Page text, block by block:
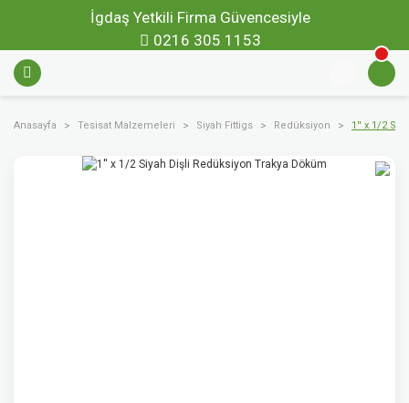
İgdaş Yetkili Firma Güvencesiyle
0216 305 1153
Anasayfa Tesisat Malzemeleri Siyah Fittigs Redüksiyon 1'' x 1/2